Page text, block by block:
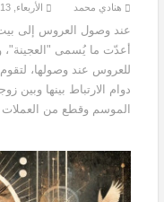
هنادي محمد الأربعاء, 13 تشرين 2 2024
عند وصول العروس إلى
أعدّت ما يُسمى
للعروس عند وصولها،
دوام الارتباط بينها وبين
الموسم وقطع من العملات